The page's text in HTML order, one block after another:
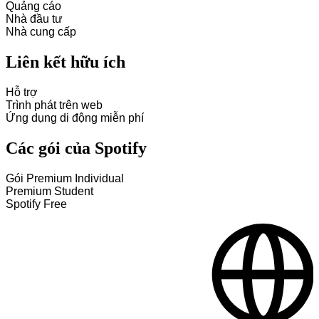
Quảng cáo
Nhà đầu tư
Nhà cung cấp
Liên kết hữu ích
Hỗ trợ
Trình phát trên web
Ứng dụng di động miễn phí
Các gói của Spotify
Gói Premium Individual
Premium Student
Spotify Free